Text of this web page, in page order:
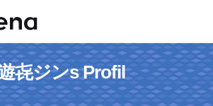
㐂ジンs Profil